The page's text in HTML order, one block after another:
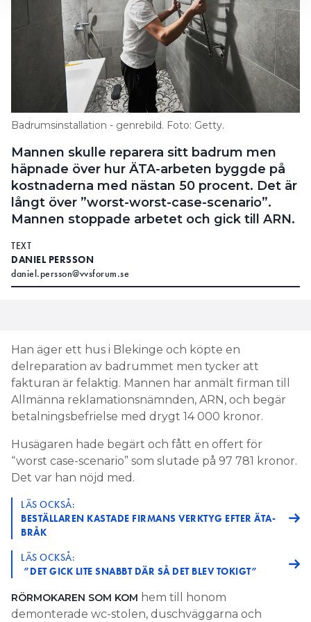
Badrumsinstallation - genrebild. Foto: Getty.
Mannen skulle reparera sitt badrum men
häpnade över hur ÄTA-arbeten byggde på
kostnaderna med nästan 50 procent. Det är
långt över ”worst-worst-case-scenario”.
Mannen stoppade arbetet och gick till ARN.
TEXT
DANIEL PERSSON
daniel.persson@vvsforum.se
Han äger ett hus i Blekinge och köpte en
delreparation av badrummet men tycker att
fakturan är felaktig. Mannen har anmält firman till
Allmänna reklamationsnämnden, ARN, och begär
betalningsbefrielse med drygt 14 000 kronor.
Husägaren hade begärt och fått en offert för
“worst case-scenario” som slutade på 97 781 kronor.
Det var han nöjd med.
LÄS OCKSÅ:
BESTÄLLAREN KASTADE FIRMANS VERKTYG EFTER ÄTA-
BRÅK
LÄS OCKSÅ:
”DET GICK LITE SNABBT DÄR SÅ DET BLEV TOKIGT”
RÖRMOKAREN SOM KOM hem till honom
demonterade wc-stolen, duschväggarna och